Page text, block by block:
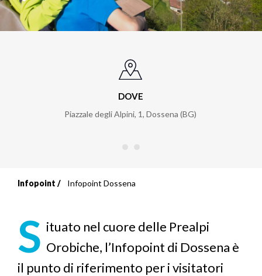
DOVE
Piazzale degli Alpini, 1, Dossena (BG)
Briciole
di
pane
Infopoint Infopoint Dossena
S ituato nel cuore delle Prealpi
Orobiche, l’Infopoint di Dossena è
il punto di riferimento per i visitatori